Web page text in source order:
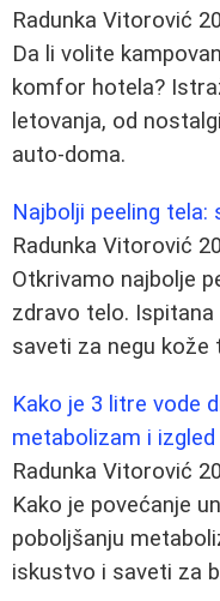
Radunka Vitorović
Da li volite
komfor hotela?
letovanja, od
auto-doma.
Najbolji peeling tela:
Radunka Vitorović
Otkrivamo najbolje
zdravo telo.
saveti za negu kože
Kako je 3 litre vode
metabolizam i izgled
Radunka Vitorović
Kako je povećanje
poboljšanju
iskustvo i saveti za